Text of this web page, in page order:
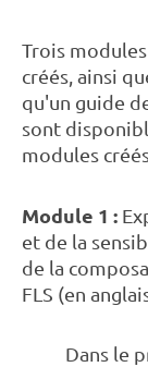
Trois
créés, ainsi
qu'un guide
sont
modules
Module 1 :
et de la
de la
FLS (en
Dans le